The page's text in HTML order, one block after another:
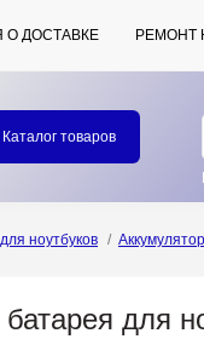
ДОСТАВКЕ РЕМОНТ
Каталог товаров
ноутбуков
для